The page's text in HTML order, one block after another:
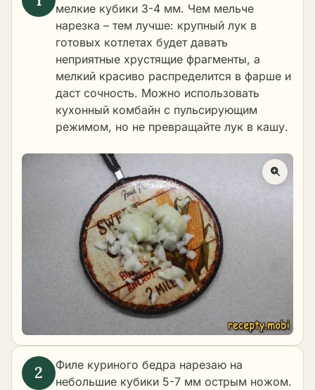
мелкие кубики 3-4 мм. Чем мельче
нарезка – тем лучше: крупный лук в
готовых котлетах будет давать
неприятные хрустящие фрагменты, а
мелкий красиво распределится в фарше и
даст сочность. Можно использовать
кухонный комбайн с пульсирующим
режимом, но не превращайте лук в кашу.
Филе куриного бедра нарезаю на
небольшие кубики 5-7 мм острым ножом.